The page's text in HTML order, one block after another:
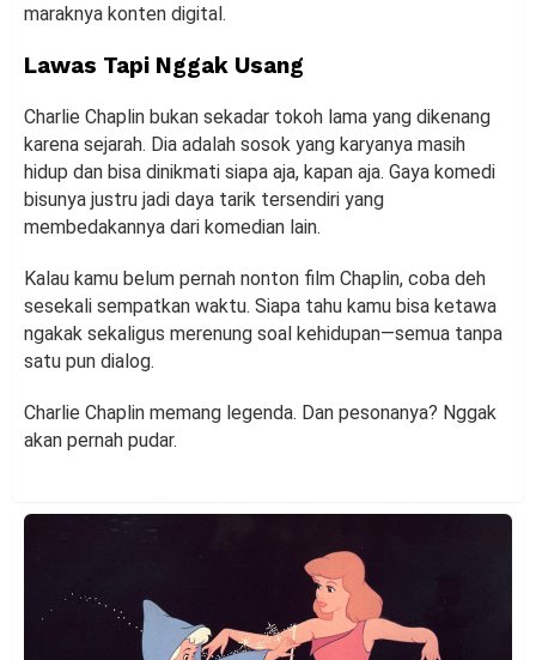
maraknya konten digital.
Lawas Tapi Nggak Usang
Charlie Chaplin bukan sekadar tokoh lama yang dikenang
karena sejarah. Dia adalah sosok yang karyanya masih
hidup dan bisa dinikmati siapa aja, kapan aja. Gaya komedi
bisunya justru jadi daya tarik tersendiri yang
membedakannya dari komedian lain.
Kalau kamu belum pernah nonton film Chaplin, coba deh
sesekali sempatkan waktu. Siapa tahu kamu bisa ketawa
ngakak sekaligus merenung soal kehidupan—semua tanpa
satu pun dialog.
Charlie Chaplin memang legenda. Dan pesonanya? Nggak
akan pernah pudar.